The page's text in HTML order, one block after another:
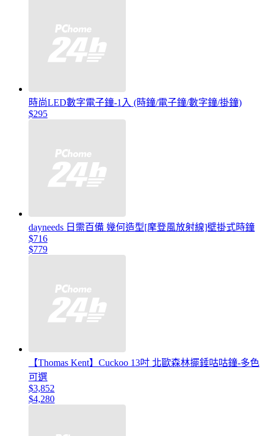
時尚LED數字電子鐘-1入 (時鐘/電子鐘/數字鐘/掛鐘)
$295
dayneeds 日需百備 幾何造型[摩登風放射線]壁掛式時鐘
$716
$779
【Thomas Kent】Cuckoo 13吋 北歐森林擺錘咕咕鐘-多色
可選
$3,852
$4,280